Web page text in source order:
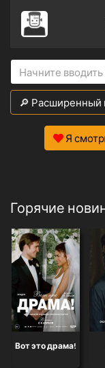
🔎 Расширенный
Я
Горячие
Вот это драма!